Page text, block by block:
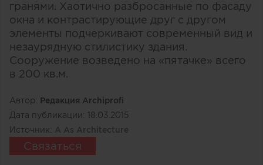
гранями. Хаотично разбросанные по фасаду
окна и контрастирующие друг с другом
элементы подчеркивают современный вид и
незаурядную стилистику здания.
Сооружение возведено на «пятачке» всего
в 200 кв.м.
Автор: Редакция Archiprofi
Дата публикации: 18.03.2015
Источник: A As Architecture
Связаться